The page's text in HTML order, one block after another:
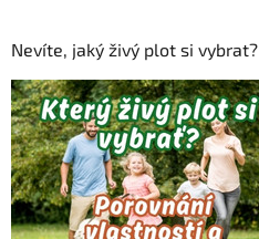
Nevíte, jaký živý plot si vybrat?